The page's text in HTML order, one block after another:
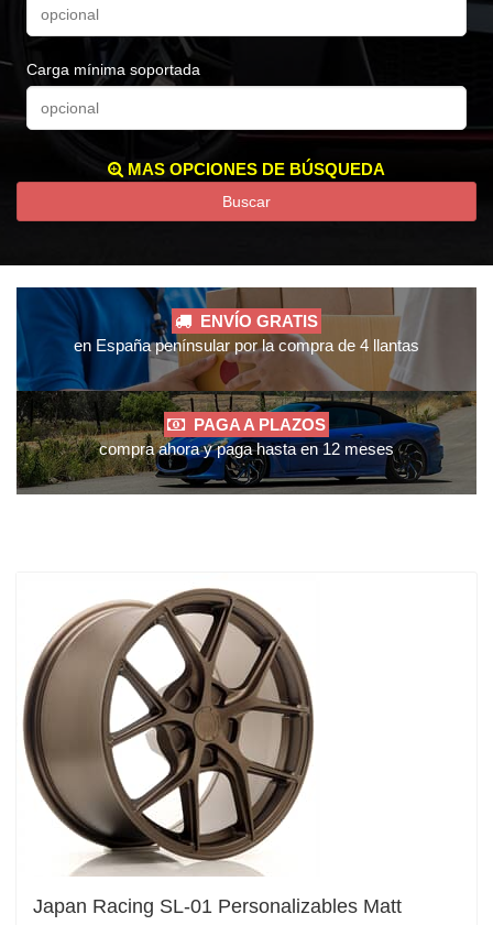
Carga mínima soportada
MAS OPCIONES DE BÚSQUEDA
Buscar
ENVÍO GRATIS
en España penínsular por la compra de 4 llantas
PAGA A PLAZOS
compra ahora y paga hasta en 12 meses
Japan Racing SL-01 Personalizables Matt